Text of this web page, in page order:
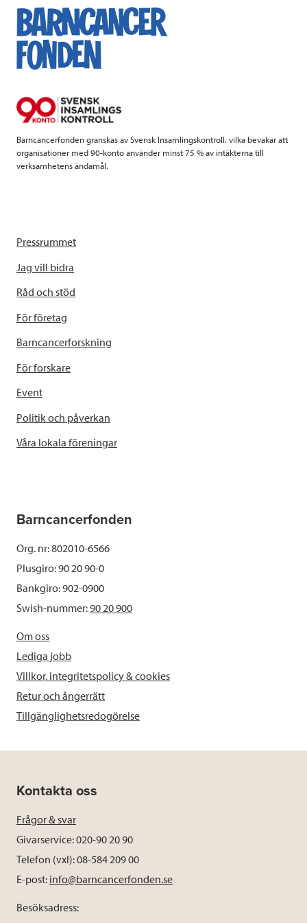
e
b
k
t
t
k
e
Barncancerfonden granskas av Svensk Insamlingskontroll, vilka bevakar att
organisationer med 90-konto använder minst 75 % av intäkterna till
verksamhetens ändamål.
Pressrummet
Jag vill bidra
Råd och stöd
För företag
Barncancerforskning
För forskare
Event
Politik och påverkan
Våra lokala föreningar
Barncancerfonden
Org. nr: 802010-6566
Plusgiro: 90 20 90-0
Bankgiro: 902-0900
Swish-nummer:90 20 900
Om oss
Lediga jobb
Villkor, integritetspolicy & cookies
Retur och ångerrätt
Tillgänglighetsredogörelse
Kontakta oss
Frågor & svar
Givarservice: 020-90 20 90
Telefon (vxl): 08-584 209 00
E-post: info@barncancerfonden.se
Besöksadress: